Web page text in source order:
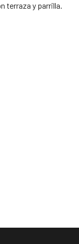
terraza y parrilla.